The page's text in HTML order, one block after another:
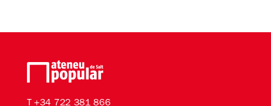
T+34 722 381 866